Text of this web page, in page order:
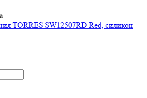
TORRES SW12507RD Red, силикон